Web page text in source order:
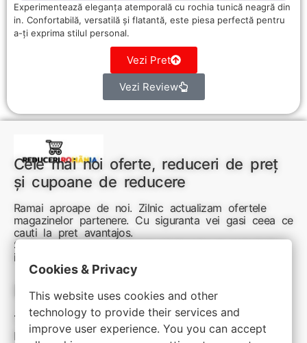
Experimentează eleganța atemporală cu rochia tunică neagră din
in. Confortabilă, versatilă și flatantă, este piesa perfectă pentru
a-ți exprima stilul personal.
Vezi Pret
Vezi Review
Cele mai noi oferte, reduceri de preț
și cupoane de reducere
Ramai aproape de noi. Zilnic actualizam ofertele
magazinelor partenere. Cu siguranta vei gasi ceea ce
cauti la pret avantajos.
Sunteti aici pentru reduceri inteligente si cumpărături
inspirate
Link-uri utile:
Termeni si conditii
Politica de confidentialitate
Cookies & Privacy
This website uses cookies and other
technology to provide their services and
improve user experience. You you can accept